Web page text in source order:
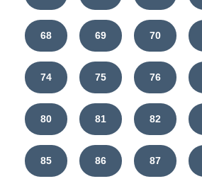
68 69 70
74 75 76
80 81 82
85 86 87